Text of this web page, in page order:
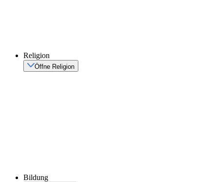
Religion
Öffne Religion
Bildung